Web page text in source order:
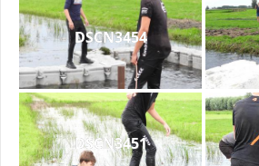
DSCN3454
DSCN3451